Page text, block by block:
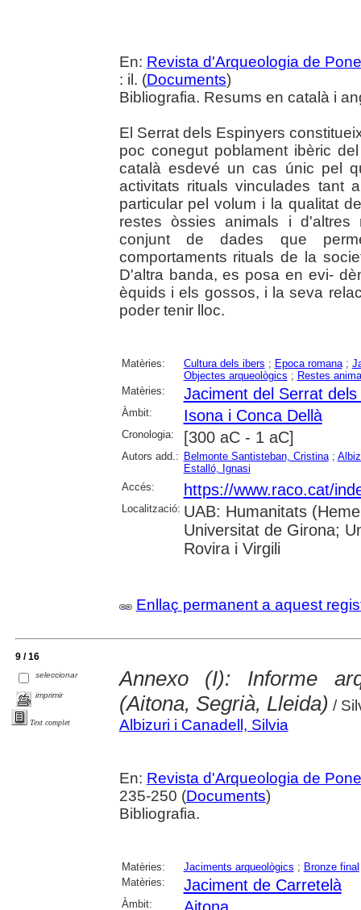
En: Revista d'Arqueologia de
: il. (Documents)
Bibliografia. Resums en català i
El Serrat dels Espinyers
poc conegut poblament ibèric
català esdevé un cas únic pel
activitats rituals vinculades tant
particular pel volum i la qualitat
restes òssies animals i d'altres
conjunt de dades que
comportaments rituals de la
D'altra banda, es posa en evi-
èquids i els gossos, i la seva
poder tenir lloc.
Matèries: Cultura dels ibers ; Epoca romana;
Objectes arqueològics ; Restes
Matèries:
Jaciment del Serrat
Àmbit: Isona i Conca Dellà
Cronologia: [300 aC - 1 aC]
Autors add.: Belmonte Santisteban, Cristina;
Estalló, Ignasi
Accés:
https://www.raco.cat/
Localització: UAB: Humanitats
Universitat de Girona;
Rovira i Virgili
Enllaç permanent a aquest
9 / 16
seleccionar
imprimir
Text complet
Annexo (I): Informe
(Aitona, Segrià, Lleida) /
Albizuri i Canadell, Silvia
En: Revista d'Arqueologia de
235-250 (Documents)
Bibliografia.
Matèries: Jaciments arqueològics ; Bronze final
Matèries:
Jaciment de Carretelà
Àmbit: